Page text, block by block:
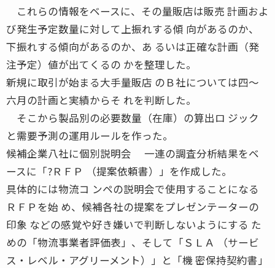
これらの情報をベースに、その量販店は販売 計画およ
び発生予定数量に対して上振れする傾 向があるのか、
下振れする傾向があるのか、あ るいは正確な計画（発
注予定）値が出てくるの かを整理した。
新規に取引が始まる大手量販店 のＢ社については四〜
六月の計画と実績からそ れを判断した。
そこから製品別の必要数量（在庫）の算出ロ ジック
と需要予測の運用ルールを作った。
候補企業八社に個別説明会 一連の調査分析結果をベ
ースに「?ＲＦＰ （提案依頼書）」を作成した。
具体的には物流コ ンペの説明会で使用することになる
ＲＦＰを始 め、候補各社の提案をプレゼンテーターの
印象 などの感覚や好き嫌いで判断しないようにする た
めの「物流事業者評価表」、そして「ＳＬＡ （サービ
ス・レベル・アグリーメント）」と「機 密保持契約書」